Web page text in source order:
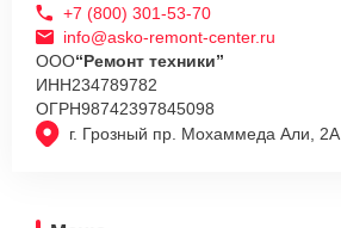
г. Грозный пр. Мохаммеда Али, 2А
+7 (800) 301-53-70
info@asko-remont-center.ru
ООО“Ремонт техники”
ИНН234789782
ОГРН98742397845098